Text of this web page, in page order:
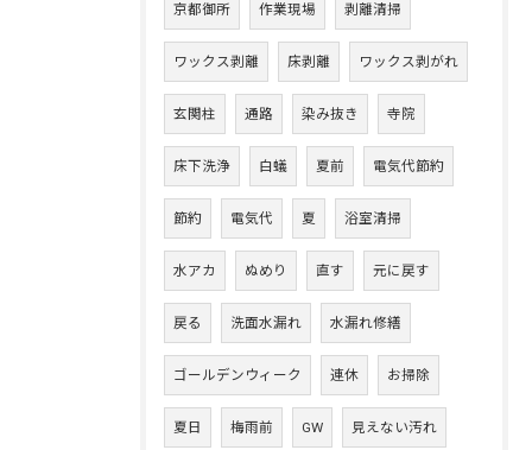
京都御所 作業現場 剥離清掃
ワックス剥離 床剥離 ワックス剥がれ
玄関柱 通路 染み抜き 寺院
床下洗浄 白蟻 夏前 電気代節約
節約 電気代 夏 浴室清掃
水アカ ぬめり 直す 元に戻す
戻る 洗面水漏れ 水漏れ修繕
ゴールデンウィーク 連休 お掃除
夏日 梅雨前 GW 見えない汚れ